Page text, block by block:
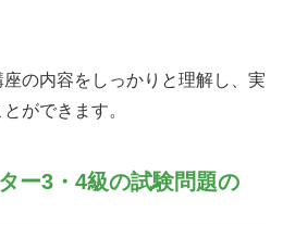
の内容をしっかりと理解し、実
ができます。
ー3・4級の試験問題の